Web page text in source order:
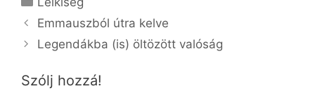
Emmauszból útra kelve
Legendákba (is) öltözött valóság
Szólj hozzá!